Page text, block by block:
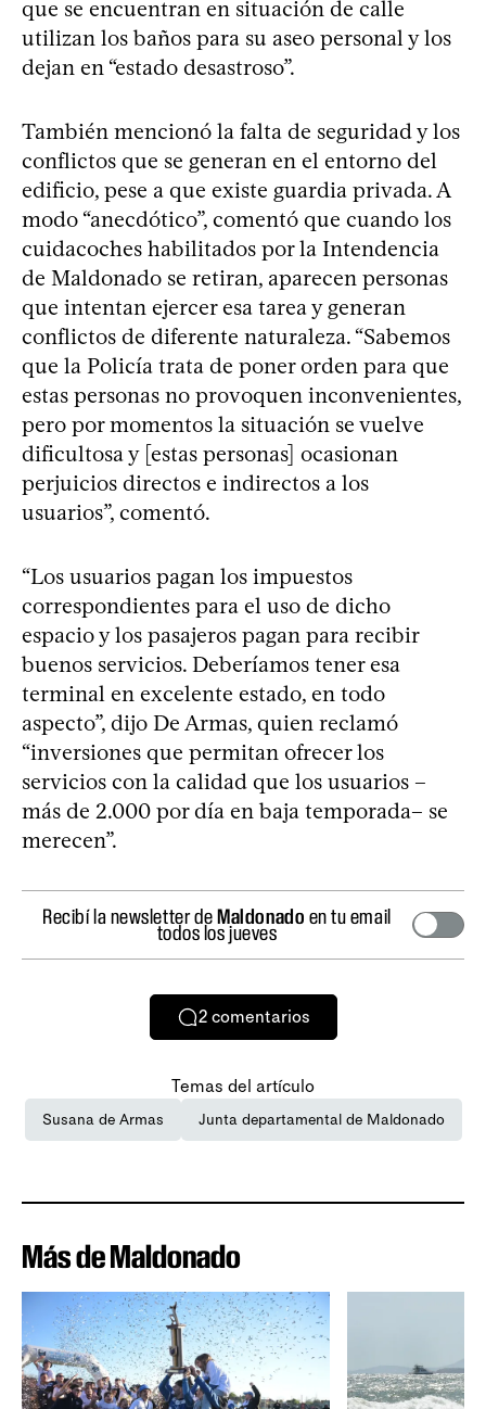
que se encuentran en situación de calle
utilizan los baños para su aseo personal y los
dejan en “estado desastroso”.
También mencionó la falta de seguridad y los
conflictos que se generan en el entorno del
edificio, pese a que existe guardia privada. A
modo “anecdótico”, comentó que cuando los
cuidacoches habilitados por la Intendencia
de Maldonado se retiran, aparecen personas
que intentan ejercer esa tarea y generan
conflictos de diferente naturaleza. “Sabemos
que la Policía trata de poner orden para que
estas personas no provoquen inconvenientes,
pero por momentos la situación se vuelve
dificultosa y [estas personas] ocasionan
perjuicios directos e indirectos a los
usuarios”, comentó.
“Los usuarios pagan los impuestos
correspondientes para el uso de dicho
espacio y los pasajeros pagan para recibir
buenos servicios. Deberíamos tener esa
terminal en excelente estado, en todo
aspecto”, dijo De Armas, quien reclamó
“inversiones que permitan ofrecer los
servicios con la calidad que los usuarios –
más de 2.000 por día en baja temporada– se
merecen”.
Recibí la newsletter deMaldonado en tu email
todos los jueves
2 comentarios
Temas del artículo
Susana de Armas Junta departamental de Maldonado
Más de Maldonado